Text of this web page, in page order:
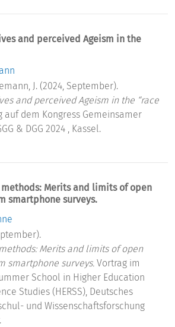
and perceived Ageism in the
J. (2024, September).
and perceived Ageism in the “race
auf dem Kongress Gemeinsamer
& DGG 2024 , Kassel.
Merits and limits of open
smartphone surveys.
Merits and limits of open
smartphone surveys. Vortrag im
School in Higher Education
Studies (HERSS), Deutsches
und Wissenschaftsforschung